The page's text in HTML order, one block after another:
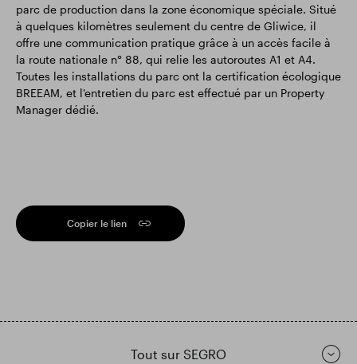
parc de production dans la zone économique spéciale. Situé
à quelques kilomètres seulement du centre de Gliwice, il
offre une communication pratique grâce à un accès facile à
la route nationale n° 88, qui relie les autoroutes A1 et A4.
Toutes les installations du parc ont la certification écologique
BREEAM, et l'entretien du parc est effectué par un Property
Manager dédié.
Copier le lien
Tout sur SEGRO